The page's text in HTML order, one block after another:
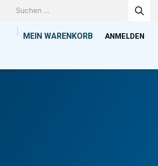
MEIN WARENKORB ANMELDEN